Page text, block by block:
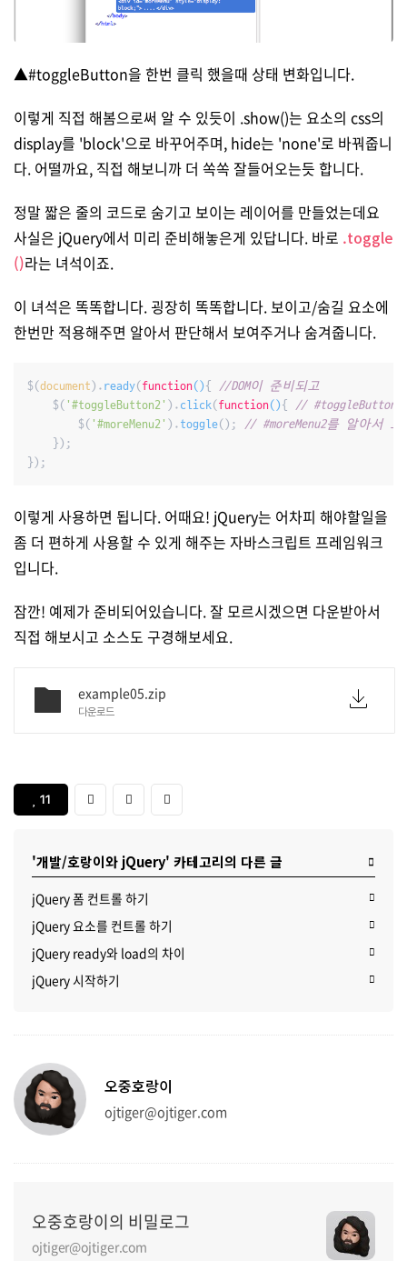
▲#toggleButton을 한번 클릭 했을때 상태 변화입니다.
이렇게 직접 해봄으로써 알 수 있듯이 .show()는 요소의 css의
display를 'block'으로 바꾸어주며, hide는 'none'로 바꿔줍니
다. 어떨까요, 직접 해보니까 더 쏙쏙 잘들어오는듯 합니다.
정말 짧은 줄의 코드로 숨기고 보이는 레이어를 만들었는데요
사실은 jQuery에서 미리 준비해놓은게 있답니다. 바로 .toggle
()라는 녀석이죠.
이 녀석은 똑똑합니다. 굉장히 똑똑합니다. 보이고/숨길 요소에
한번만 적용해주면 알아서 판단해서 보여주거나 숨겨줍니다.
$(document ). ready( function( ){
//DOM이 준비되고
	$(
'#toggleButton2' ). click( function( ){
// #toggleButton2
		$(
'#moreMenu2' ). toggle();
// #moreMenu2를 알아서
});
이렇게 사용하면 됩니다. 어때요! jQuery는 어차피 해야할일을
좀 더 편하게 사용할 수 있게 해주는 자바스크립트 프레임워크
입니다.
잠깐! 예제가 준비되어있습니다. 잘 모르시겠으면 다운받아서
직접 해보시고 소스도 구경해보세요.
example05.zip
다운로드
11
'개발/호랑이와 jQuery' 카테고리의 다른 글
jQuery 폼 컨트롤 하기
jQuery 요소를 컨트롤 하기
jQuery ready와 load의 차이
jQuery 시작하기
오중호랑이
ojtiger@ojtiger.com
오중호랑이의 비밀로그
ojtiger@ojtiger.com